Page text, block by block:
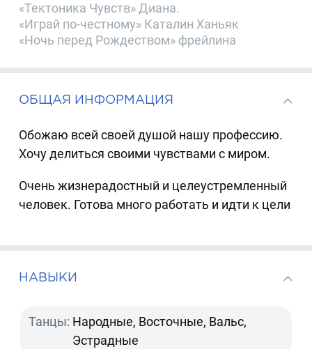
«Тектоника Чувств» Диана.
«Играй по-честному» Каталин Ханьяк
«Ночь перед Рождеством» фрейлина
ОБЩАЯ ИНФОРМАЦИЯ
Обожаю всей своей душой нашу профессию.
Хочу делиться своими чувствами с миром.
Очень жизнерадостный и целеустремленный
человек. Готова много работать и идти к цели
НАВЫКИ
Танцы: Народные, Восточные, Вальс,
Эстрадные